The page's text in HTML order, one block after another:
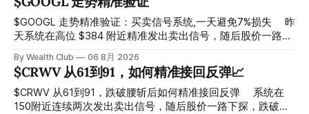
$GOOGL 走势精准验证：买卖信号系统,一天避免7%损失 ⠀ 昨
天系统在高位 $384 附近精准发出卖出信号，随后股价一路下
工干预，无需猜顶猜底，系统结合大数据自动帮你读懂市场情
绪与资金流向的转折点。 ⠀ 想要使用同款买卖信号交易系统
指标，以及更多核心名单、深度研究报告、交易机会 :
thewealthclub.vip
By Wealth Club 06 8月 2026
$CRWV 从61到91，如何精准接回反弹📈
$CRWV 从61到91，跌破腰斩后如何精准接回反弹 ⠀ 系统在
150附近连续两次发出卖出信号，随后股价一路下探，跌破